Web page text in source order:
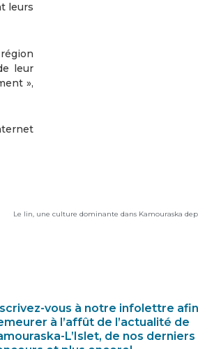
leurs
leur
»,
Le lin, une culture dominante dans Kamouraska
vous à notre infolettre
à l’affût de l’actualité de
L’Islet, de nos